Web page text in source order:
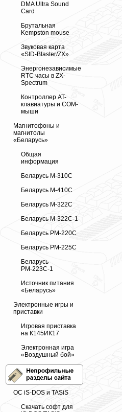
DMA Ultra Sound
Card
Брутальная
Kempston mouse
Звуковая карта
«SID-Blaster/ZX»
Энергонезависимые
RTC часы в ZX-
Spectrum
Контроллер AT-
клавиатуры и COM-
мыши
Магнитофоны и
магнитолы
«Беларусь»
Общая
информация
Беларусь М-310С
Беларусь М-410С
Беларусь М-322С
Беларусь М-322С-1
Беларусь РМ-220С
Беларусь РМ-225С
Беларусь
РМ-223С-1
Источник питания
«Беларусь»
Электронные игры и
приставки
Игровая приставка
на К145ИК17
Электронная игра
«Воздушный бой»
ОС iS-DOS и TASiS
Скачать софт для